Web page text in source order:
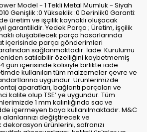
Model - 1 Tekli Metal Mumluk - Siyah
Genişlik :0 Yükseklik :0 Derinlik0 Garanti:
üretim ve işçilik kaynaklı oluşacak
garantilidir. Yedek Parça ; Üretim, işçilik
oluşabilecek parça hasarlarında
içerisinde parça gönderimleri
sağlanmaktadır. İade: Kurulumu
satılabilir özelliğini kaybetmemiş
gün içerisinde kolisiyle birlikte iade
kullanılan tüm malzemeler çevre ve
uygundur. Ürünlerimizde
aparatları, bağlantı parçaları ve
kalite olup TSE’ ye uygundur. Tüm
1 mm kalınlığında sac ve
içermeyen boya kullanılmaktadır. M&C
değiştirecek ve
ürünlerini, sofranızı